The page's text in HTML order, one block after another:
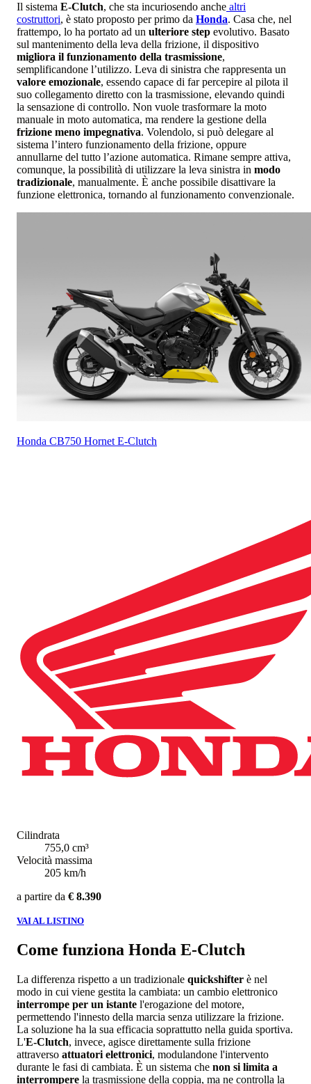
Il sistema E-Clutch, che sta incuriosendo anche altri
costruttori, è stato proposto per primo da Honda. Casa che, nel
frattempo, lo ha portato ad un ulteriore step evolutivo. Basato
sul mantenimento della leva della frizione, il dispositivo
migliora il funzionamento della trasmissione,
semplificandone l’utilizzo. Leva di sinistra che rappresenta un
valore emozionale, essendo capace di far percepire al pilota il
suo collegamento diretto con la trasmissione, elevando quindi
la sensazione di controllo. Non vuole trasformare la moto
manuale in moto automatica, ma rendere la gestione della
frizione meno impegnativa. Volendolo, si può delegare al
sistema l’intero funzionamento della frizione, oppure
annullarne del tutto l’azione automatica. Rimane sempre attiva,
comunque, la possibilità di utilizzare la leva sinistra in modo
tradizionale, manualmente. È anche possibile disattivare la
funzione elettronica, tornando al funzionamento convenzionale.
Honda CB750 Hornet E-Clutch
Cilindrata
755,0 cm³
Velocità massima
205 km/h
a partire da € 8.390
VAI AL LISTINO
Come funziona Honda E-Clutch
La differenza rispetto a un tradizionale quickshifter è nel
modo in cui viene gestita la cambiata: un cambio elettronico
interrompe per un istante l'erogazione del motore,
permettendo l'innesto della marcia senza utilizzare la frizione.
La soluzione ha la sua efficacia soprattutto nella guida sportiva.
L'E-Clutch, invece, agisce direttamente sulla frizione
attraverso attuatori elettronici, modulandone l'intervento
durante le fasi di cambiata. È un sistema che non si limita a
interrompere la trasmissione della coppia, ma ne controlla la